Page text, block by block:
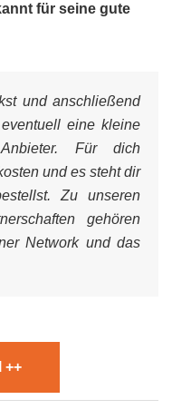
für seine gute
und anschließend
eine kleine
Für dich
und es steht dir
Zu unseren
gehören
Network und das
++